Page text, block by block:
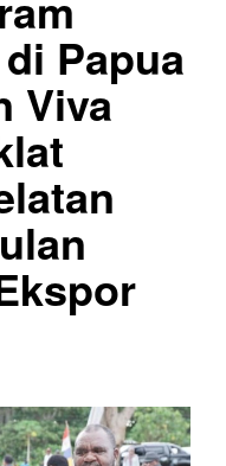
Papua
Viva